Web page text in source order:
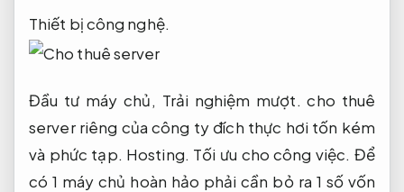
Thiết bị công nghệ.
Đầu tư máy chủ, Trải nghiệm mượt. cho thuê
server riêng của công ty đích thực hơi tốn kém
và phức tạp. Hosting. Tối ưu cho công việc. Để
có 1 máy chủ hoàn hảo phải cần bỏ ra 1 số vốn